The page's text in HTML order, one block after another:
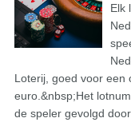
Elk
Loterij, goed voor een
euro.&nbsp;Het
de speler gevolgd